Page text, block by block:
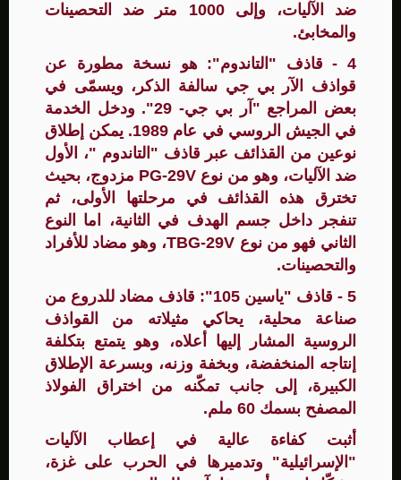
ضد الآليات، وإلى 1000 متر ضد التحصينات
والمخابئ.
4 - قاذف "التاندوم": هو نسخة مطورة عن
قواذف الآر بي جي سالفة الذكر، ويسمّى في
بعض المراجع "آر بي جي- 29". ودخل الخدمة
في الجيش الروسي في عام 1989. يمكن إطلاق
نوعين من القذائف عبر قاذف "التاندوم "، الأول
ضد الآليات، وهو من نوع PG-29V مزدوج، بحيث
تخترق هذه القذائف في مرحلتها الأولى، ثم
تنفجر داخل جسم الهدف في الثانية، اما النوع
الثاني فهو من نوع TBG-29V، وهو مضاد للأفراد
والتحصينات.
5 - قاذف "ياسين 105": قاذف مضاد للدروع من
صناعة محلية، يحاكي مثيلاته من القواذف
الروسية المشار إليها أعلاه، وهو يتمتع بتكلفة
إنتاجه المنخفضة، وبخفة وزنه، وبسرعة الإطلاق
الكبيرة، إلى جانب تمكّنه من اختراق الفولاذ
المصفح بسمك 60 ملم.
أثبت كفاءة عالية في إعطاب الآليات
"الإسرائيلية" وتدميرها في الحرب على غزة،